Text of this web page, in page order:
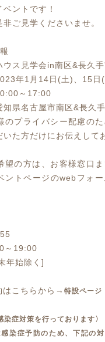
ントです！
非ご見学くださいませ。
ウス見学会in南区&長久
年1月14日(土)、15日
～17:00
知県名古屋市南区&長久
のプライバシー配慮の
いた方だけにお伝えして
望の方は、お客様窓口
ントページのwebフォ
～19:00
年始除く]
はこちらから→特設ページ
染症対策を行っております〉
染症予防のため、下記の